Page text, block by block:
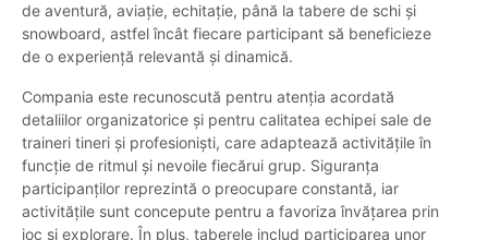
de aventură, aviație, echitație, până la tabere de schi și
snowboard, astfel încât fiecare participant să beneficieze
de o experiență relevantă și dinamică.
Compania este recunoscută pentru atenția acordată
detaliilor organizatorice și pentru calitatea echipei sale de
traineri tineri și profesioniști, care adaptează activitățile în
funcție de ritmul și nevoile fiecărui grup. Siguranța
participanților reprezintă o preocupare constantă, iar
activitățile sunt concepute pentru a favoriza învățarea prin
joc și explorare. În plus, taberele includ participarea unor